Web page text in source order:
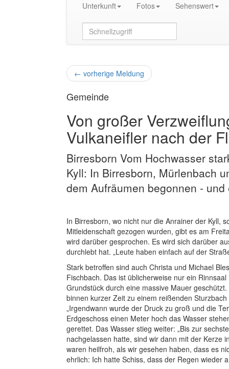
Unterkunft Fotos Sehenswert
← vorherige Meldung
Gemeinde
Von großer
Vulkaneifler nach der
Birresborn Vom Hochwasser
Kyll: In Birresborn, Mürlenbach
dem Aufräumen begonnen -
In Birresborn, wo nicht nur die Anrainer der Kyll,
Mitleidenschaft gezogen wurden, gibt es am
wird darüber gesprochen. Es wird sich darüber
durchlebt hat. „Leute haben einfach auf der
Stark betroffen sind auch Christa und Michael
Fischbach. Das ist üblicherweise nur ein
Grundstück durch eine massive Mauer
binnen kurzer Zeit zu einem reißenden
„Irgendwann wurde der Druck zu groß und die
Erdgeschoss einen Meter hoch das Wasser
gerettet. Das Wasser stieg weiter: „Bis zur
nachgelassen hatte, sind wir dann mit der Kerze
waren heilfroh, als wir gesehen haben, dass es
ehrlich: Ich hatte Schiss, dass der Regen wieder